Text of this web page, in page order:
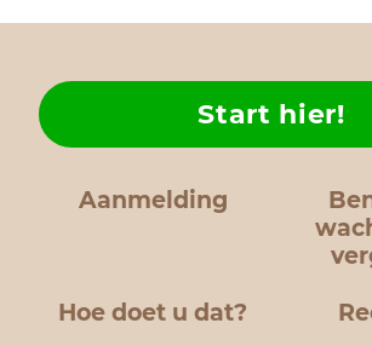
Aanmelding
Hoe doet u dat?
Start hier!